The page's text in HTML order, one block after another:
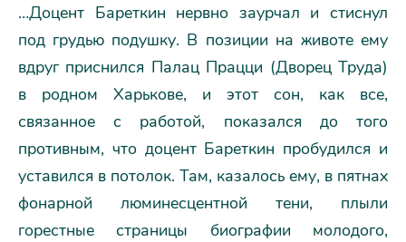
…Доцент Бареткин нервно заурчал и стиснул
под грудью подушку. В позиции на животе ему
вдруг приснился Палац Працци (Дворец Труда)
в родном Харькове, и этот сон, как все,
связанное с работой, показался до того
противным, что доцент Бареткин пробудился и
уставился в потолок. Там, казалось ему, в пятнах
фонарной люминесцентной тени, плыли
горестные страницы биографии молодого,